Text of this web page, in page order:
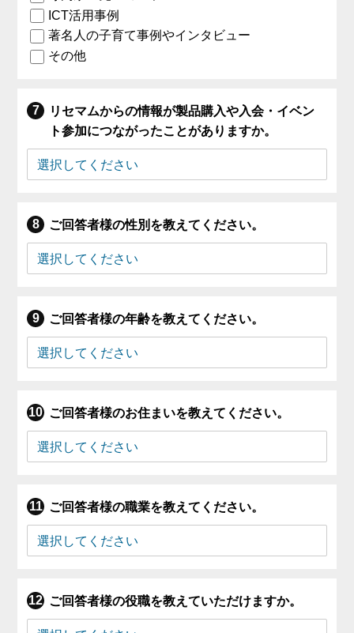
ICT活用事例
著名人の子育て事例やインタビュー
その他
リセマムからの情報が製品購入や入会・イベン
ト参加につながったことがありますか。
ご回答者様の性別を教えてください。
ご回答者様の年齢を教えてください。
ご回答者様のお住まいを教えてください。
ご回答者様の職業を教えてください。
ご回答者様の役職を教えていただけますか。